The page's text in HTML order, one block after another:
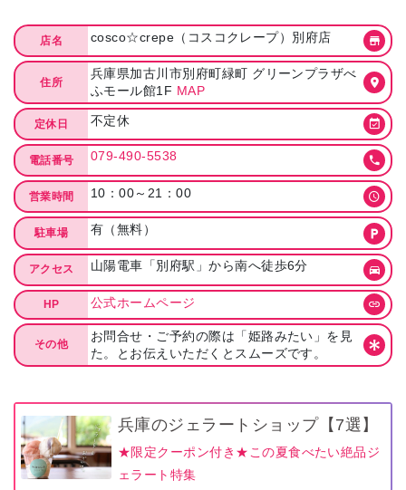
店名 cosco☆crepe（コスコクレープ）別府店
住所
兵庫県加古川市別府町緑町 グリーンプラザべ
ふモール館1F MAP
定休日 不定休
電話番号 079-490-5538
営業時間 10：00～21：00
駐車場 有（無料）
アクセス 山陽電車「別府駅」から南へ徒歩6分
HP 公式ホームページ
その他
お問合せ・ご予約の際は「姫路みたい」を見
た。とお伝えいただくとスムーズです。
兵庫のジェラートショップ【7選】
★限定クーポン付き★この夏食べたい絶品ジ
ェラート特集